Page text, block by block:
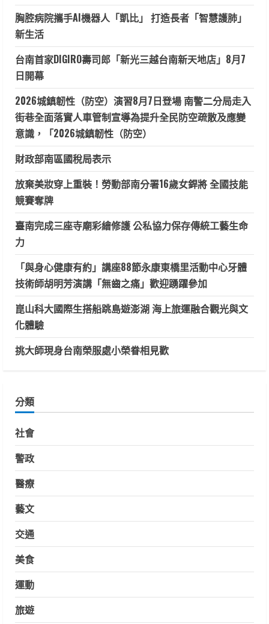
胸腔病院攜手AI機器人「凱比」 打造長者「智慧護肺」
新生活
台南首家DIGIRO壽司郎「新光三越台南新天地店」8月7
日開幕
2026城鎮韌性（防空）演習8月7日登場 南警二分局走入
街巷全面落實人車管制宣導為提升全民防空疏散及應變
意識，「2026城鎮韌性（防空）
財政部南區國稅局表示
放棄美妝穿上重裝！勞動部南分署16歲女銲將 全國技能
競賽奪牌
臺南完成三座寺廟彩繪修護 公私協力保存傳統工藝生命
力
「與身心健康有約」講座88節永康東橋里活動中心牙體
技術師胡明芳演講「無齒之痛」歡迎踴躍參加
崑山科大國際生搭船跳島遊澎湖 海上旅運融合觀光與文
化體驗
挑大師現身台南榮服處小榮眷相見歡
分類
社會
警政
醫療
藝文
交通
美食
運動
旅遊